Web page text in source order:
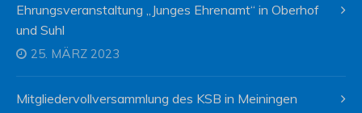
Ehrungsveranstaltung „Junges Ehrenamt“ in Oberhof
und Suhl
25. MÄRZ 2023
Mitgliedervollversammlung des KSB in Meiningen